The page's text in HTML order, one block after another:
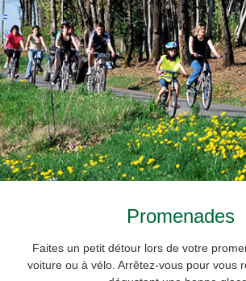
Promenades
Faites un petit détour lors de votre
voiture ou à vélo. Arrêtez-vous pour vous